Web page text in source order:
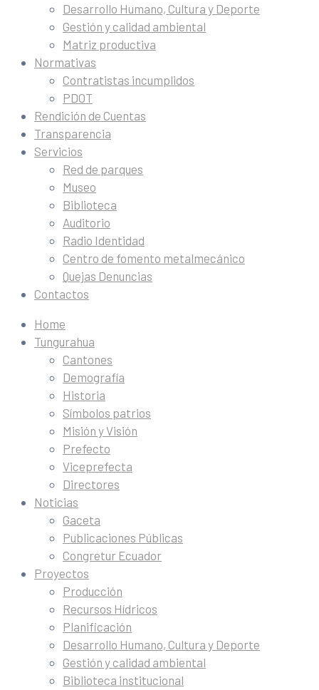
Desarrollo Humano, Cultura y Deporte
Gestión y calidad ambiental
Matriz productiva
Normativas
Contratistas incumplidos
PDOT
Rendición de Cuentas
Transparencia
Servicios
Red de parques
Museo
Biblioteca
Auditorio
Radio Identidad
Centro de fomento metalmecánico
Quejas Denuncias
Contactos
Home
Tungurahua
Cantones
Demografía
Historia
Símbolos patrios
Misión y Visión
Prefecto
Viceprefecta
Directores
Noticias
Gaceta
Publicaciones Públicas
Congretur Ecuador
Proyectos
Producción
Recursos Hídricos
Planificación
Desarrollo Humano, Cultura y Deporte
Gestión y calidad ambiental
Biblioteca institucional